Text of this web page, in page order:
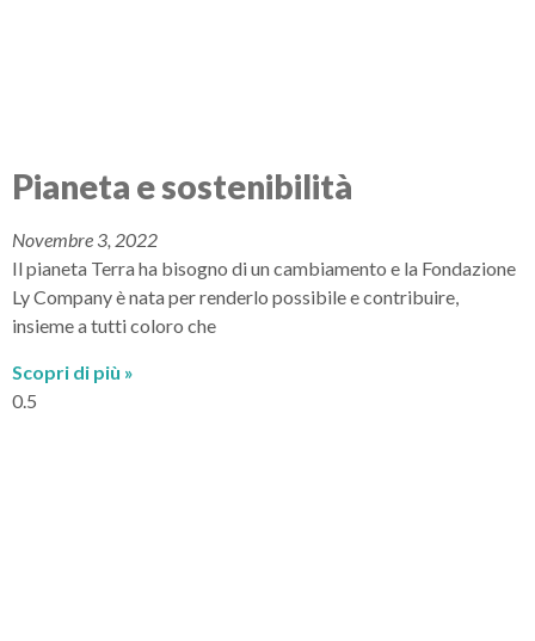
Pianeta e sostenibilità
Novembre 3, 2022
Il pianeta Terra ha bisogno di un cambiamento e la Fondazione
Ly Company è nata per renderlo possibile e contribuire,
insieme a tutti coloro che
Scopri di più »